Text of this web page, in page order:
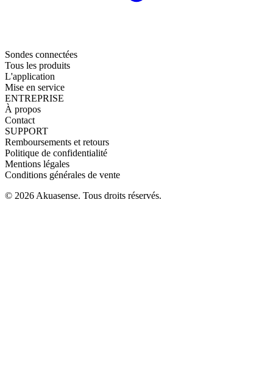
Sondes connectées
Tous les produits
L'application
Mise en service
ENTREPRISE
À propos
Contact
SUPPORT
Remboursements et retours
Politique de confidentialité
Mentions légales
Conditions générales de vente
© 2026 Akuasense. Tous droits réservés.